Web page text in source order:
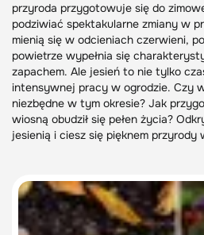
przyroda przygotowuje się do
podziwiać spektakularne zmiany w
mienią się w odcieniach czerwieni,
powietrze wypełnia się
zapachem. Ale jesień to nie tylko
intensywnej pracy w ogrodzie. Czy
niezbędne w tym okresie? Jak
wiosną obudził się pełen życia?
jesienią i ciesz się pięknem przyrody